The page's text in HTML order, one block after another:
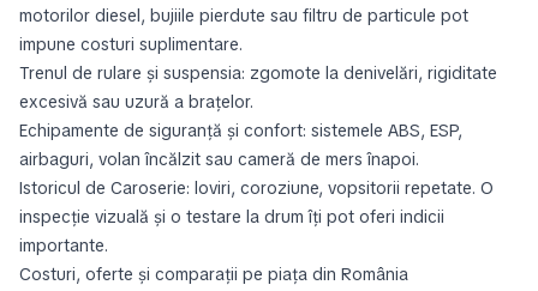
motorilor diesel, bujiile pierdute sau filtru de particule pot
impune costuri suplimentare.
Trenul de rulare și suspensia: zgomote la denivelări, rigiditate
excesivă sau uzură a brațelor.
Echipamente de siguranță și confort: sistemele ABS, ESP,
airbaguri, volan încălzit sau cameră de mers înapoi.
Istoricul de Caroserie: loviri, coroziune, vopsitorii repetate. O
inspecție vizuală și o testare la drum îți pot oferi indicii
importante.
Costuri, oferte și comparații pe piața din România